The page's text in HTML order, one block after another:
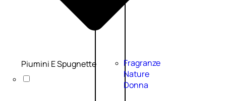
Fragranze
Nature
Donna
Piumini E Spugnette